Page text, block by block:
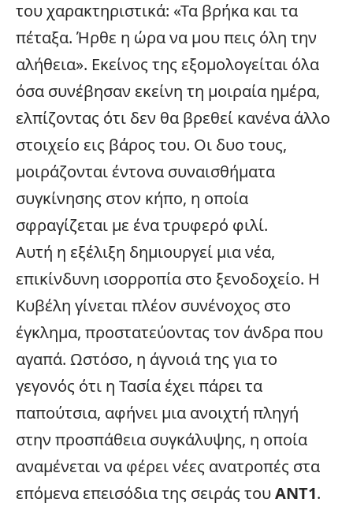
του χαρακτηριστικά: «Τα βρήκα και τα
πέταξα. Ήρθε η ώρα να μου πεις όλη την
αλήθεια». Εκείνος της εξομολογείται όλα
όσα συνέβησαν εκείνη τη μοιραία ημέρα,
ελπίζοντας ότι δεν θα βρεθεί κανένα άλλο
στοιχείο εις βάρος του. Οι δυο τους,
μοιράζονται έντονα συναισθήματα
συγκίνησης στον κήπο, η οποία
σφραγίζεται με ένα τρυφερό φιλί.
Αυτή η εξέλιξη δημιουργεί μια νέα,
επικίνδυνη ισορροπία στο ξενοδοχείο. Η
Κυβέλη γίνεται πλέον συνένοχος στο
έγκλημα, προστατεύοντας τον άνδρα που
αγαπά. Ωστόσο, η άγνοιά της για το
γεγονός ότι η Τασία έχει πάρει τα
παπούτσια, αφήνει μια ανοιχτή πληγή
στην προσπάθεια συγκάλυψης, η οποία
αναμένεται να φέρει νέες ανατροπές στα
επόμενα επεισόδια της σειράς τουΑΝΤ1.